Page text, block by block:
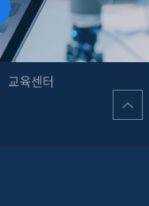
교육센터